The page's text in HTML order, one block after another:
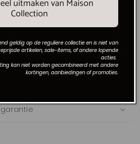
product?
uitmaken van Maison
Collection
geldig op de reguliere collectie en is niet van
artikelen, sale-items, of andere lopende
acties.
kan niet worden gecombineerd met andere
kortingen, aanbiedingen of promoties.